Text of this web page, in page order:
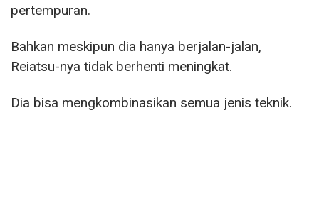
pertempuran.
Bahkan meskipun dia hanya berjalan-jalan,
Reiatsu-nya tidak berhenti meningkat.
Dia bisa mengkombinasikan semua jenis teknik.